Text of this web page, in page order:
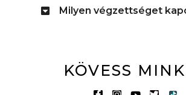
Milyen végzettséget
KÖVESS